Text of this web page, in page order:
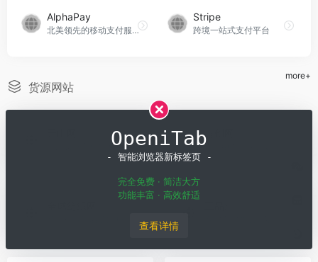
AlphaPay
北美领先的移动支付服务商，为北美商户提供一站式移动支付方案、全渠道支付产品及营销方案
Stripe
跨境一站式支付平台
货源网站
more+
浙江女鞋工厂批发代销货源平台，淘宝女鞋货源，微商女鞋货源不二之选
青创网
OpeniTab
- 智能浏览器新标签页 -
完全免费 · 简洁大方
功能丰富 · 高效舒适
查看详情